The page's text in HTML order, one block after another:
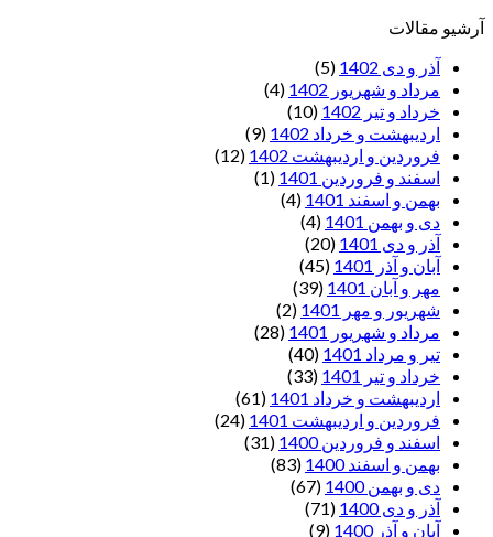
آرشیو مقالات
آذر و دی 1402
(5)
مرداد و شهریور 1402
(4)
خرداد و تیر 1402
(10)
اردیبهشت و خرداد 1402
(9)
فروردین و اردیبهشت 1402
(12)
اسفند و فروردین 1401
(1)
بهمن و اسفند 1401
(4)
دی و بهمن 1401
(4)
آذر و دی 1401
(20)
آبان و آذر 1401
(45)
مهر و آبان 1401
(39)
شهریور و مهر 1401
(2)
مرداد و شهریور 1401
(28)
تیر و مرداد 1401
(40)
خرداد و تیر 1401
(33)
اردیبهشت و خرداد 1401
(61)
فروردین و اردیبهشت 1401
(24)
اسفند و فروردین 1400
(31)
بهمن و اسفند 1400
(83)
دی و بهمن 1400
(67)
آذر و دی 1400
(71)
آبان و آذر 1400
(9)